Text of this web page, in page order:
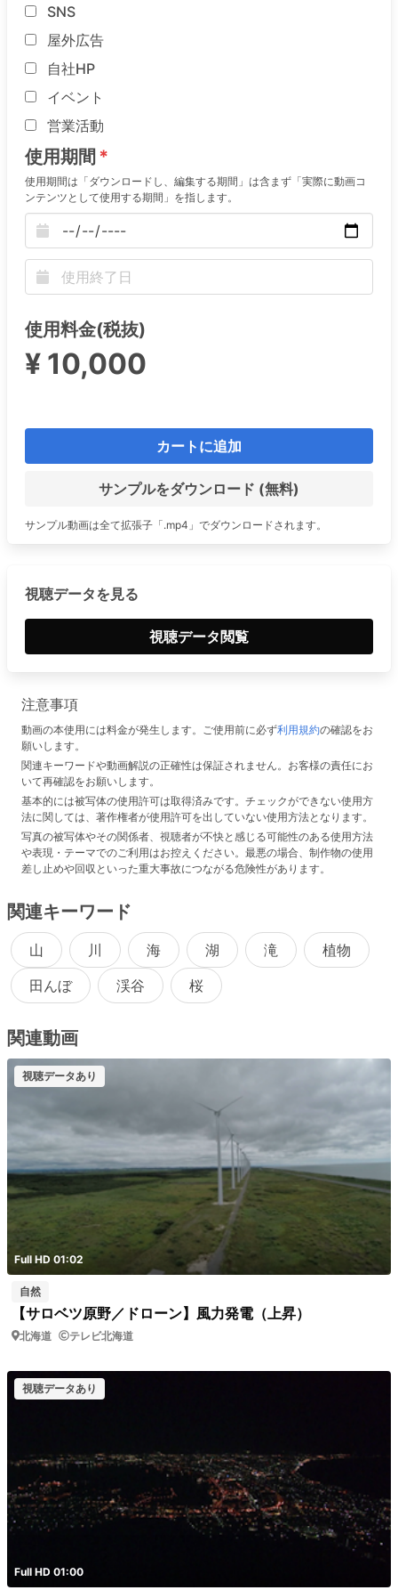
SNS
屋外広告
自社HP
イベント
営業活動
使用期間
使用期間は「ダウンロードし、編集する期間」は含まず「実際に動画コ
ンテンツとして使用する期間」を指します。
使用料金(税抜)
¥ 10,000
カートに追加
サンプルをダウンロード (無料)
サンプル動画は全て拡張子「.mp4」でダウンロードされます。
視聴データを見る
視聴データ閲覧
注意事項
動画の本使用には料金が発生します。ご使用前に必ず利用規約の確認をお
願いします。
関連キーワードや動画解説の正確性は保証されません。お客様の責任にお
いて再確認をお願いします。
基本的には被写体の使用許可は取得済みです。チェックができない使用方
法に関しては、著作権者が使用許可を出していない使用方法となります。
写真の被写体やその関係者、視聴者が不快と感じる可能性のある使用方法
や表現・テーマでのご利用はお控えください。最悪の場合、制作物の使用
差し止めや回収といった重大事故につながる危険性があります。
関連キーワード
山 川 海 湖 滝
植物
田んぼ
渓谷 桜
関連動画
視聴データあり
Full HD 01:02
自然
【サロベツ原野／ドローン】風力発電（上昇）
北海道 テレビ北海道
視聴データあり
Full HD 01:00